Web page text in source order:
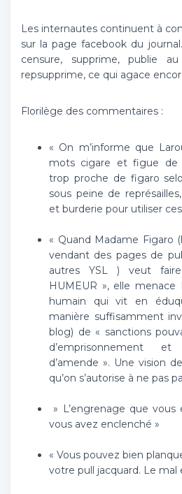
Les internautes continuent à
sur la page facebook du
censure, supprime, publie
repsupprime, ce qui agace
Florilège des commentaires :
« On m’informe que
mots cigare et figue de
trop proche de figaro
sous peine de
et burderie pour utiliser
« Quand Madame Figaro
vendant des pages de
autres YSL ) veut
HUMEUR », elle menace
humain qui vit en
manière suffisamment
blog) de « sanctions
d’emprisonnement
d’amende ». Une vision
qu’on s’autorise à ne pas
»
L’engrenage que
vous avez enclenché »
« Vous pouvez bien
votre pull jacquard. Le mal